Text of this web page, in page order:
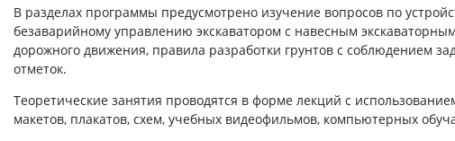
В разделах программы предусмотрено изучение вопросов по
безаварийному управлению экскаватором с навесным
дорожного движения, правила разработки грунтов с соблюдением
отметок.
Теоретические занятия проводятся в форме лекций с
макетов, плакатов, схем, учебных видеофильмов, компьютерных